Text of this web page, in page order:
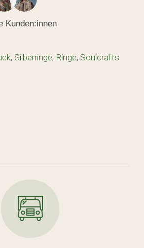
Kunden:innen
, Silberringe, Ringe, Soulcrafts